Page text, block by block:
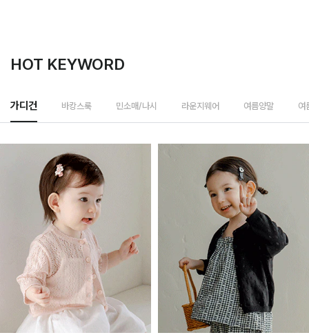
HOT KEYWORD
가디건 바캉스룩 민소매/나시 라운지웨어 여름양말 여